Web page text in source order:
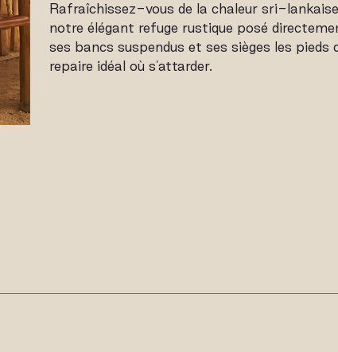
Rafraîchissez-vous de la chaleur sri-
notre élégant refuge rustique posé
ses bancs suspendus et ses sièges les pieds
repaire idéal où s'attarder.